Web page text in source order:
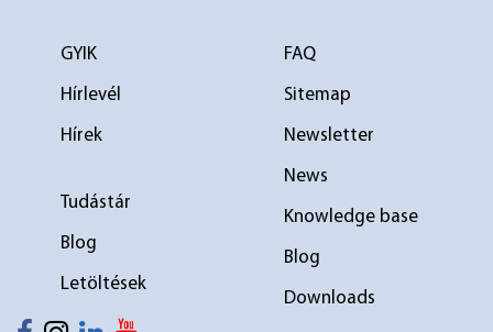
GYIK
Hírlevél
Hírek
elválasztó 2
Tudástár
Blog
Letöltések
FAQ
Sitemap
Newsletter
News
Knowledge base
Blog
Downloads